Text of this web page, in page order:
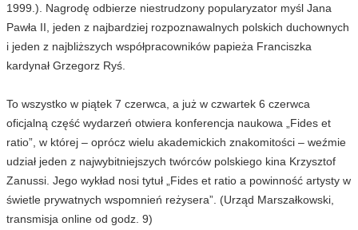
1999.). Nagrodę odbierze niestrudzony popularyzator myśl Jana
Pawła II, jeden z najbardziej rozpoznawalnych polskich duchownych
i jeden z najbliższych współpracowników papieża Franciszka
kardynał Grzegorz Ryś.
To wszystko w piątek 7 czerwca, a już w czwartek 6 czerwca
oficjalną część wydarzeń otwiera konferencja naukowa „Fides et
ratio”, w której – oprócz wielu akademickich znakomitości – weźmie
udział jeden z najwybitniejszych twórców polskiego kina Krzysztof
Zanussi. Jego wykład nosi tytuł „Fides et ratio a powinność artysty w
świetle prywatnych wspomnień reżysera”. (Urząd Marszałkowski,
transmisja online od godz. 9)